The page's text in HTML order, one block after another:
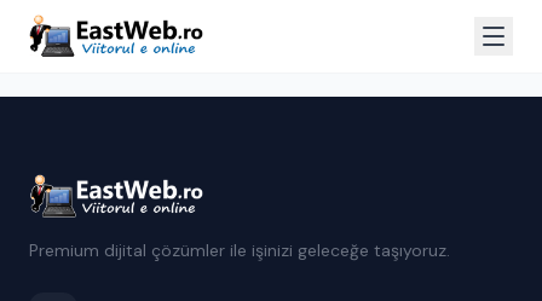
Premium dijital çözümler ile işinizi geleceğe taşıyoruz.